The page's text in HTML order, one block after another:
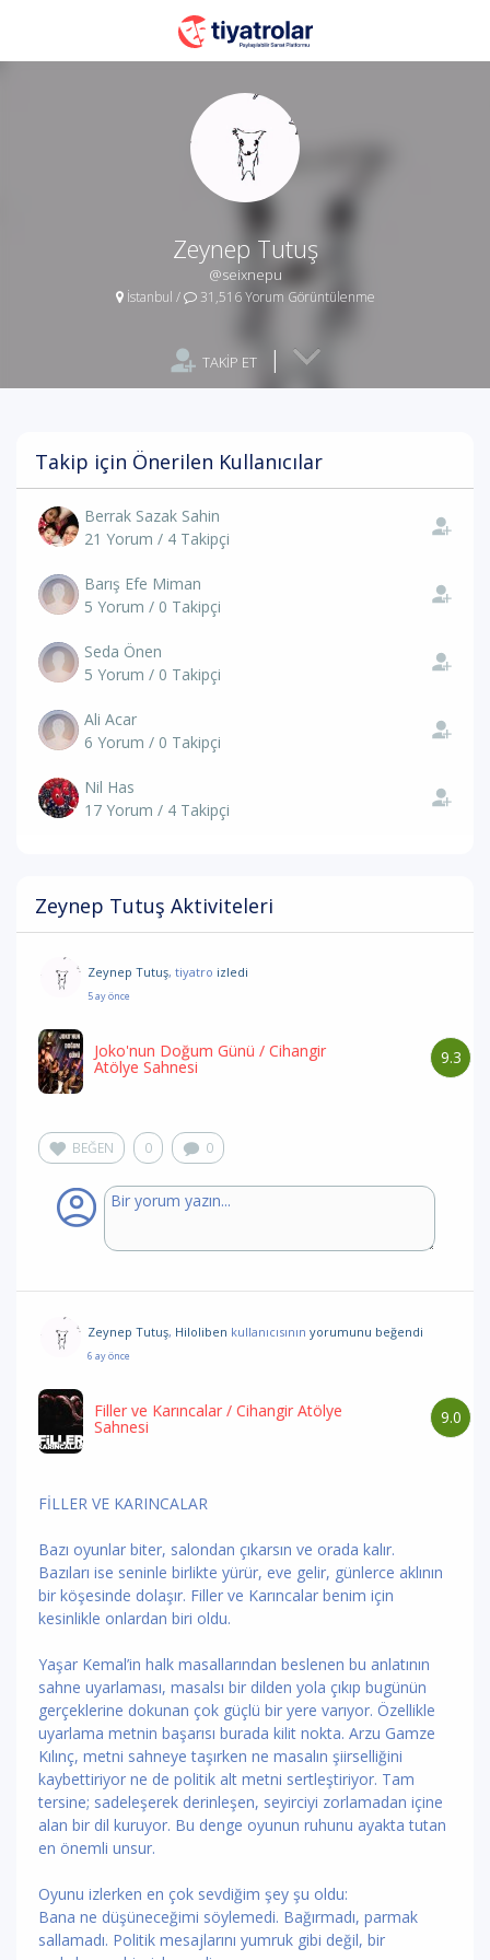
Zeynep Tutuş
@seixnepu
İstanbul / 31,516 Yorum Görüntülenme
TAKİP ET |
Takip için Önerilen Kullanıcılar
Berrak Sazak Sahin
21 Yorum / 4 Takipçi
Barış Efe Miman
5 Yorum / 0 Takipçi
Seda Önen
5 Yorum / 0 Takipçi
Ali Acar
6 Yorum / 0 Takipçi
Nil Has
17 Yorum / 4 Takipçi
Zeynep Tutuş Aktiviteleri
Zeynep Tutuş, tiyatro izledi
5 ay önce
9.3
Joko'nun Doğum Günü / Cihangir
Atölye Sahnesi
BEĞEN 0 0
Zeynep Tutuş, Hiloliben kullanıcısının yorumunu beğendi
6 ay önce
9.0
Filler ve Karıncalar / Cihangir Atölye
Sahnesi
FİLLER VE KARINCALAR
Bazı oyunlar biter, salondan çıkarsın ve orada kalır.
Bazıları ise seninle birlikte yürür, eve gelir, günlerce aklının
bir köşesinde dolaşır. Filler ve Karıncalar benim için
kesinlikle onlardan biri oldu.
Yaşar Kemal’in halk masallarından beslenen bu anlatının
sahne uyarlaması, masalsı bir dilden yola çıkıp bugünün
gerçeklerine dokunan çok güçlü bir yere varıyor. Özellikle
uyarlama metnin başarısı burada kilit nokta. Arzu Gamze
Kılınç, metni sahneye taşırken ne masalın şiirselliğini
kaybettiriyor ne de politik alt metni sertleştiriyor. Tam
tersine; sadeleşerek derinleşen, seyirciyi zorlamadan içine
alan bir dil kuruyor. Bu denge oyunun ruhunu ayakta tutan
en önemli unsur.
Oyunu izlerken en çok sevdiğim şey şu oldu:
Bana ne düşüneceğimi söylemedi. Bağırmadı, parmak
sallamadı. Politik mesajlarını yumruk gibi değil, bir